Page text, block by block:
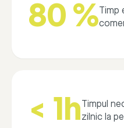
80 %Timp
< 1hTimpul
zilnic la